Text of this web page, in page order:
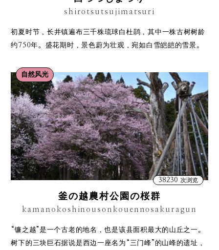
shirotsutsujimatsuri
初夏时节，长井镇遍布三千株琉球白杜鹃，其中一株古树树龄
约750年。盛花期时，景色蔚为壮观，宛如白雪皑皑的雪景。
自然风光
38230 次浏览
釜の越農村公園の桜群
kamanokoshinousonkouennosakuragun
“镰之越”是一个古老的地名，也是该县面积最大的山丘之一。
树下的三块巨石据说是西边一座名为“三门峰”的山峰的遗址，